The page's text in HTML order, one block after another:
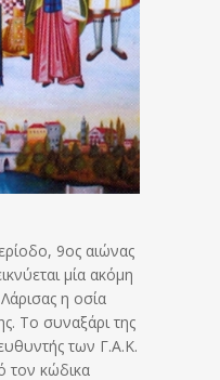
9ος αιώνας
μία ακόμη
η οσία
Το συναξάρι της
των Γ.Α.Κ.
τον κώδικα